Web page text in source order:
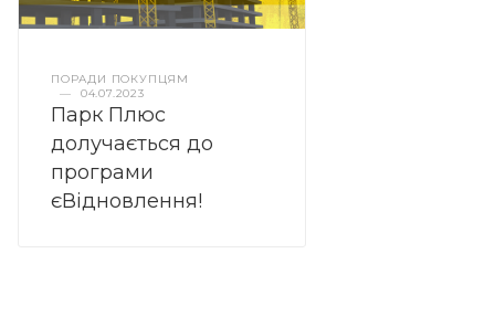
ПОРАДИ ПОКУПЦЯМ
—
04.07.2023
Парк Плюс
долучається до
програми
єВідновлення!